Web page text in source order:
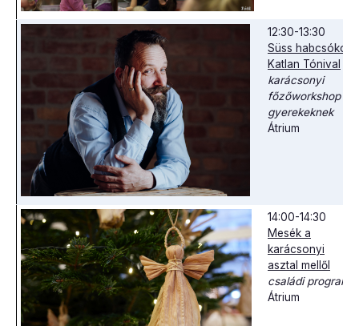
12:30-13:30
Süss habcsókot
Katlan Tónival
karácsonyi
főzőworkshop
gyerekeknek
Átrium
14:00-14:30
Mesék a
karácsonyi
asztal mellől
családi program
Átrium